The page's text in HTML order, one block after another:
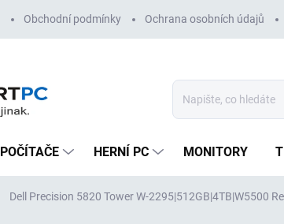
Obchodní podmínky Ochrana osobních údajů
POČÍTAČE HERNÍ PC MONITORY
Dell Precision 5820 Tower W-2295|512GB|4TB|W5500